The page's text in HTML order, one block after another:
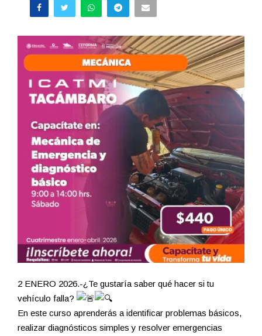
2 ENERO 2026.-¿Te gustaría saber qué hacer si tu
vehículo falla?
En este curso aprenderás a identificar problemas básicos,
realizar diagnósticos simples y resolver emergencias